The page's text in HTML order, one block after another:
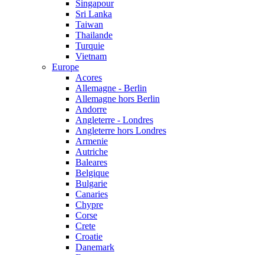
Singapour
Sri Lanka
Taiwan
Thailande
Turquie
Vietnam
Europe
Acores
Allemagne - Berlin
Allemagne hors Berlin
Andorre
Angleterre - Londres
Angleterre hors Londres
Armenie
Autriche
Baleares
Belgique
Bulgarie
Canaries
Chypre
Corse
Crete
Croatie
Danemark